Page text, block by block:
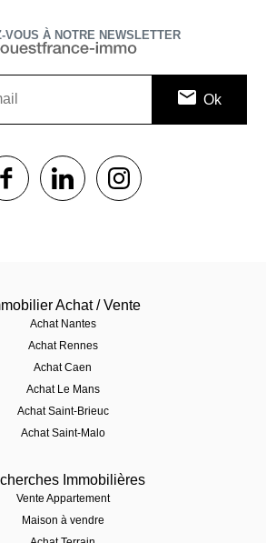
VOUS À NOTRE NEWSLETTER
1$s 1$s
Achat / Vente
Achat Nantes
Achat Rennes
Achat Caen
Achat Le Mans
Achat Saint-Brieuc
Achat Saint-Malo
Immobilières
Vente Appartement
Maison à vendre